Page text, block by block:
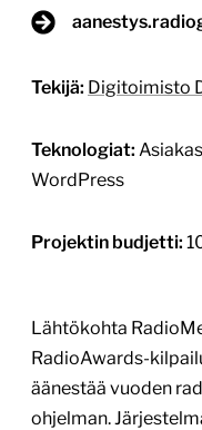
Tekijä: Digitoimisto
Teknologiat:
WordPress
Projektin budjetti:
Lähtökohta
RadioAwards-
äänestää vuoden
ohjelman.